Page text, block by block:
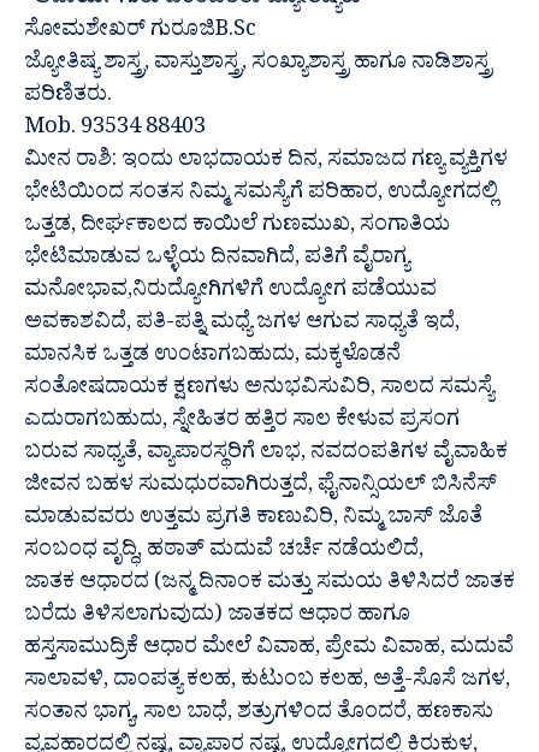
ಸೋಮಶೇಖರ್ ಗುರೂಜಿB.Sc
ಜ್ಯೋತಿಷ್ಯ ಶಾಸ್ತ್ರ, ವಾಸ್ತುಶಾಸ್ತ್ರ, ಸಂಖ್ಯಾಶಾಸ್ತ್ರ ಹಾಗೂ ನಾಡಿಶಾಸ್ತ್ರ
ಪರಿಣಿತರು.
Mob. 93534 88403
ಮೀನ ರಾಶಿ: ಇಂದು ಲಾಭದಾಯಕ ದಿನ, ಸಮಾಜದ ಗಣ್ಯ ವ್ಯಕ್ತಿಗಳ
ಭೇಟಿಯಿಂದ ಸಂತಸ ನಿಮ್ಮ ಸಮಸ್ಯೆಗೆ ಪರಿಹಾರ, ಉದ್ಯೋಗದಲ್ಲಿ
ಒತ್ತಡ, ದೀರ್ಘಕಾಲದ ಕಾಯಿಲೆ ಗುಣಮುಖ, ಸಂಗಾತಿಯ
ಭೇಟಿಮಾಡುವ ಒಳ್ಳೆಯ ದಿನವಾಗಿದೆ, ಪತಿಗೆ ವೈರಾಗ್ಯ
ಮನೋಭಾವ,ನಿರುದ್ಯೋಗಿಗಳಿಗೆ ಉದ್ಯೋಗ ಪಡೆಯುವ
ಅವಕಾಶವಿದೆ, ಪತಿ-ಪತ್ನಿ ಮಧ್ಯೆ ಜಗಳ ಆಗುವ ಸಾಧ್ಯತೆ ಇದೆ,
ಮಾನಸಿಕ ಒತ್ತಡ ಉಂಟಾಗಬಹುದು, ಮಕ್ಕಳೊಡನೆ
ಸಂತೋಷದಾಯಕ ಕ್ಷಣಗಳು ಅನುಭವಿಸುವಿರಿ, ಸಾಲದ ಸಮಸ್ಯೆ
ಎದುರಾಗಬಹುದು, ಸ್ನೇಹಿತರ ಹತ್ತಿರ ಸಾಲ ಕೇಳುವ ಪ್ರಸಂಗ
ಬರುವ ಸಾಧ್ಯತೆ, ವ್ಯಾಪಾರಸ್ಥರಿಗೆ ಲಾಭ, ನವದಂಪತಿಗಳ ವೈವಾಹಿಕ
ಜೀವನ ಬಹಳ ಸುಮಧುರವಾಗಿರುತ್ತದೆ, ಫೈನಾನ್ಸಿಯಲ್ ಬಿಸಿನೆಸ್
ಮಾಡುವವರು ಉತ್ತಮ ಪ್ರಗತಿ ಕಾಣುವಿರಿ, ನಿಮ್ಮ ಬಾಸ್ ಜೊತೆ
ಸಂಬಂಧ ವೃದ್ಧಿ, ಹಠಾತ್ ಮದುವೆ ಚರ್ಚೆ ನಡೆಯಲಿದೆ,
ಜಾತಕ ಆಧಾರದ (ಜನ್ಮ ದಿನಾಂಕ ಮತ್ತು ಸಮಯ ತಿಳಿಸಿದರೆ ಜಾತಕ
ಬರೆದು ತಿಳಿಸಲಾಗುವುದು) ಜಾತಕದ ಆಧಾರ ಹಾಗೂ
ಹಸ್ತಸಾಮುದ್ರಿಕೆ ಆಧಾರ ಮೇಲೆ ವಿವಾಹ, ಪ್ರೇಮ ವಿವಾಹ, ಮದುವೆ
ಸಾಲಾವಳಿ, ದಾಂಪತ್ಯ ಕಲಹ, ಕುಟುಂಬ ಕಲಹ, ಅತ್ತೆ-ಸೊಸೆ ಜಗಳ,
ಸಂತಾನ ಭಾಗ್ಯ, ಸಾಲ ಬಾಧೆ, ಶತ್ರುಗಳಿಂದ ತೊಂದರೆ, ಹಣಕಾಸು